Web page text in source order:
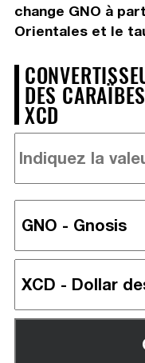
change GNO à
Orientales et le
DES
XCD